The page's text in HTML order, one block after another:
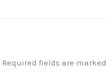
Required fields are marked